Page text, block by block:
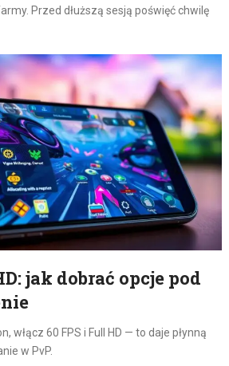
Przed dłuższą sesją poświęć chwilę
jak dobrać opcje pod
włącz 60 FPS i Full HD — to daje płynną
w PvP.